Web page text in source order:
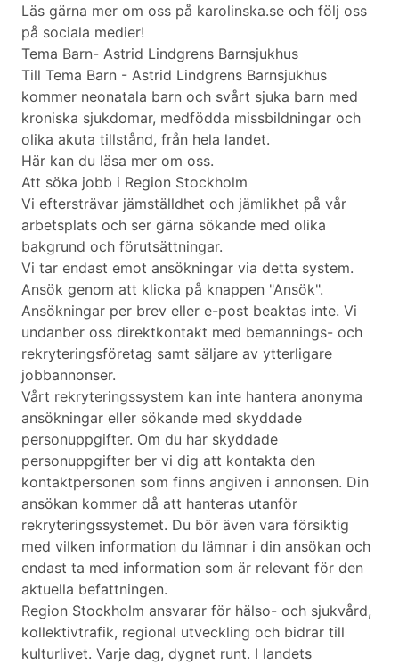
Läs gärna mer om oss på karolinska.se och följ oss
på sociala medier!
Tema Barn- Astrid Lindgrens Barnsjukhus
Till Tema Barn - Astrid Lindgrens Barnsjukhus
kommer neonatala barn och svårt sjuka barn med
kroniska sjukdomar, medfödda missbildningar och
olika akuta tillstånd, från hela landet.
Här kan du läsa mer om oss.
Att söka jobb i Region Stockholm
Vi eftersträvar jämställdhet och jämlikhet på vår
arbetsplats och ser gärna sökande med olika
bakgrund och förutsättningar.
Vi tar endast emot ansökningar via detta system.
Ansök genom att klicka på knappen "Ansök".
Ansökningar per brev eller e-post beaktas inte. Vi
undanber oss direktkontakt med bemannings- och
rekryteringsföretag samt säljare av ytterligare
jobbannonser.
Vårt rekryteringssystem kan inte hantera anonyma
ansökningar eller sökande med skyddade
personuppgifter. Om du har skyddade
personuppgifter ber vi dig att kontakta den
kontaktpersonen som finns angiven i annonsen. Din
ansökan kommer då att hanteras utanför
rekryteringssystemet. Du bör även vara försiktig
med vilken information du lämnar i din ansökan och
endast ta med information som är relevant för den
aktuella befattningen.
Region Stockholm ansvarar för hälso- och sjukvård,
kollektivtrafik, regional utveckling och bidrar till
kulturlivet. Varje dag, dygnet runt. I landets